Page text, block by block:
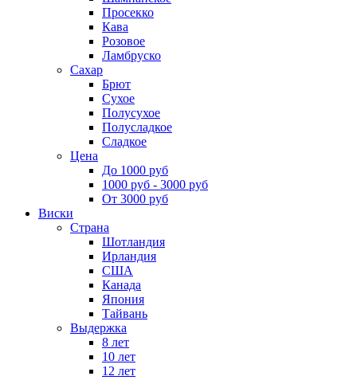
Просекко
Кава
Розовое
Ламбруско
Сахар
Брют
Сухое
Полусухое
Полусладкое
Сладкое
Цена
До 1000 руб
1000 руб - 3000 руб
От 3000 руб
Виски
Страна
Шотландия
Ирландия
США
Канада
Япония
Тайвань
Выдержка
8 лет
10 лет
12 лет